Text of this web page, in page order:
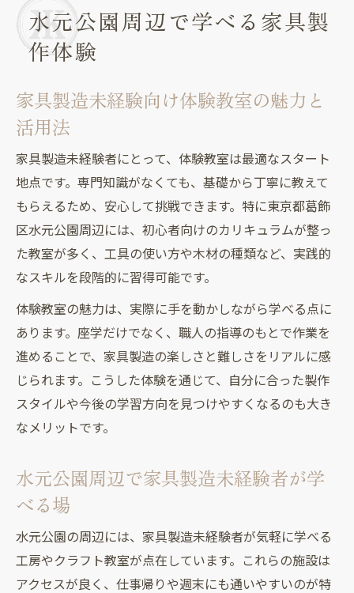
水元公園周辺で学べる家具製
作体験
家具製造未経験向け体験教室の魅力と
活用法
家具製造未経験者にとって、体験教室は最適なスタート
地点です。専門知識がなくても、基礎から丁寧に教えて
もらえるため、安心して挑戦できます。特に東京都葛飾
区水元公園周辺には、初心者向けのカリキュラムが整っ
た教室が多く、工具の使い方や木材の種類など、実践的
なスキルを段階的に習得可能です。
体験教室の魅力は、実際に手を動かしながら学べる点に
あります。座学だけでなく、職人の指導のもとで作業を
進めることで、家具製造の楽しさと難しさをリアルに感
じられます。こうした体験を通じて、自分に合った製作
スタイルや今後の学習方向を見つけやすくなるのも大き
なメリットです。
水元公園周辺で家具製造未経験者が学
べる場
水元公園の周辺には、家具製造未経験者が気軽に学べる
工房やクラフト教室が点在しています。これらの施設は
アクセスが良く、仕事帰りや週末にも通いやすいのが特